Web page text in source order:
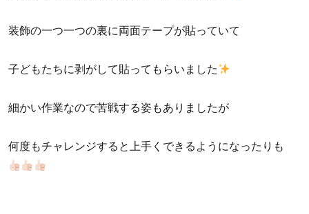
装飾の一つ一つの裏に両面テープが貼っていて
子どもたちに剥がして貼ってもらいました
細かい作業なので苦戦する姿もありましたが
何度もチャレンジすると上手くできるようになったりも